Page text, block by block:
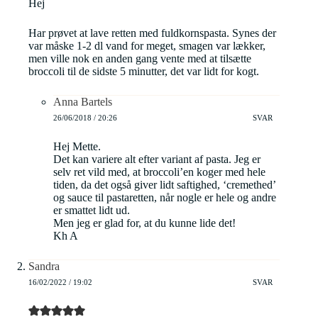
Hej
Har prøvet at lave retten med fuldkornspasta. Synes der
var måske 1-2 dl vand for meget, smagen var lækker,
men ville nok en anden gang vente med at tilsætte
broccoli til de sidste 5 minutter, det var lidt for kogt.
Anna Bartels
26/06/2018 / 20:26 SVAR
Hej Mette.
Det kan variere alt efter variant af pasta. Jeg er
selv ret vild med, at broccoli’en koger med hele
tiden, da det også giver lidt saftighed, ‘cremethed’
og sauce til pastaretten, når nogle er hele og andre
er smattet lidt ud.
Men jeg er glad for, at du kunne lide det!
Kh A
Sandra
16/02/2022 / 19:02 SVAR